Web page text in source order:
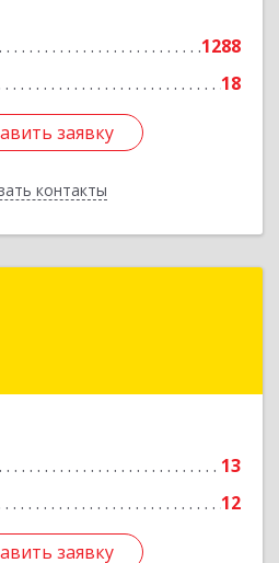
1288
18
заявку
контакты
заявку
Назад
13
12
заявку
край, Красноярск г,
заявку